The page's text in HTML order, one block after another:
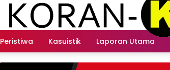
Peristiwa Kasuistik Laporan Utama